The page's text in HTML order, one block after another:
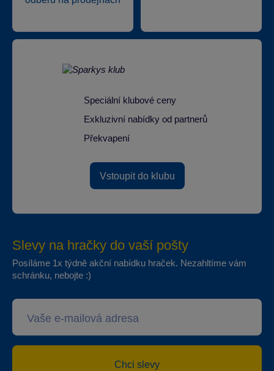
Speciální klubové ceny
Exkluzivní nabídky od partnerů
Překvapení
Vstoupit do klubu
Slevy na hračky do vaší pošty
Posíláme 1x týdně akční nabídku hraček. Nezahltíme vám
schránku, nebojte :)
Chci slevy